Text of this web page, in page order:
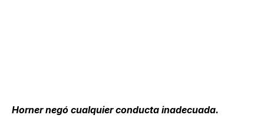
Horner negó cualquier conducta inadecuada.